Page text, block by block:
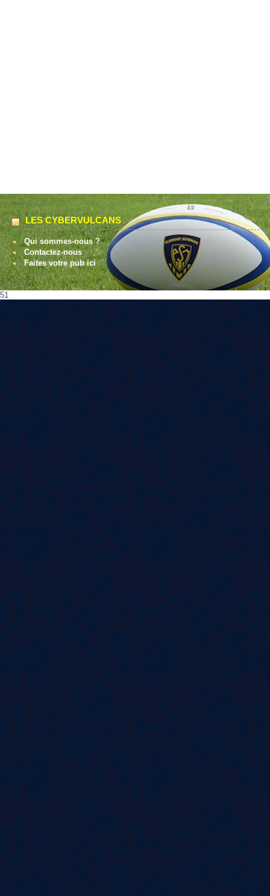
LES CYBERVULCANS
Qui sommes-nous ?
Contactez-nous
Faites votre pub ici
51